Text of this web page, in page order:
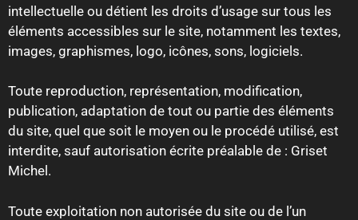
intellectuelle ou détient les droits d’usage sur tous les
éléments accessibles sur le site, notamment les textes,
images, graphismes, logo, icônes, sons, logiciels.
Toute reproduction, représentation, modification,
publication, adaptation de tout ou partie des éléments
du site, quel que soit le moyen ou le procédé utilisé, est
interdite, sauf autorisation écrite préalable de : Griset
Michel.
Toute exploitation non autorisée du site ou de l’un